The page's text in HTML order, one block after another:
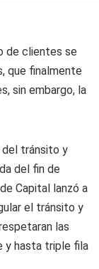
de clientes se
que finalmente
sin embargo, la
del tránsito y
del fin de
Capital lanzó a
el tránsito y
las
y hasta triple fila